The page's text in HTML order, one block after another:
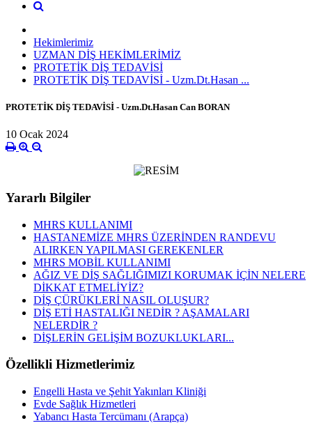
Hekimlerimiz
UZMAN DİŞ HEKİMLERİMİZ
PROTETİK DİŞ TEDAVİSİ
PROTETİK DİŞ TEDAVİSİ - Uzm.Dt.Hasan ...
PROTETİK DİŞ TEDAVİSİ - Uzm.Dt.Hasan Can BORAN
10 Ocak 2024
Yararlı Bilgiler
MHRS KULLANIMI
HASTANEMİZE MHRS ÜZERİNDEN RANDEVU
ALIRKEN YAPILMASI GEREKENLER
MHRS MOBİL KULLANIMI
AĞIZ VE DİŞ SAĞLIĞIMIZI KORUMAK İÇİN NELERE
DİKKAT ETMELİYİZ?
DİŞ ÇÜRÜKLERİ NASIL OLUŞUR?
DİŞ ETİ HASTALIĞI NEDİR ? AŞAMALARI
NELERDİR ?
DİŞLERİN GELİŞİM BOZUKLUKLARI...
Özellikli Hizmetlerimiz
Engelli Hasta ve Şehit Yakınları Kliniği
Evde Sağlık Hizmetleri
Yabancı Hasta Tercümanı (Arapça)